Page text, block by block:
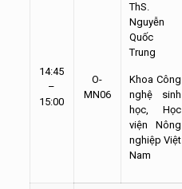
14:45
–
15:00
O-
MN06
ThS.
Nguyễn
Quốc
Trung
Khoa Công
nghệ sinh
học, Học
viện Nông
nghiệp Việt
Nam